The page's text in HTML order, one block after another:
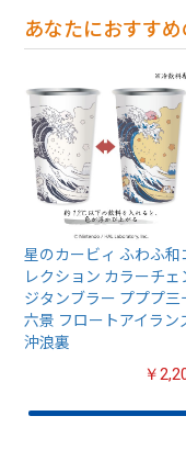
あなたにおすす
星のカービィ ふわふ和
レクション カラーチェ
ジタンブラー プププ三
六景 フロートアイラン
沖浪裏
￥